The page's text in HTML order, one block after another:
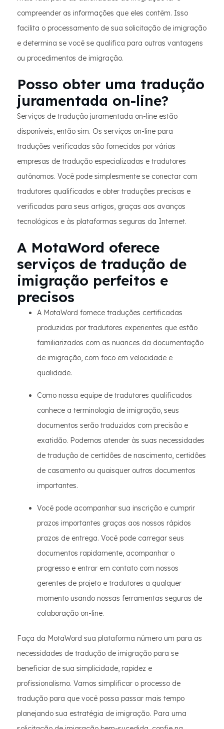
compreender as informações que eles contêm. Isso
facilita o processamento de sua solicitação de imigração
e determina se você se qualifica para outras vantagens
ou procedimentos de imigração.
Posso obter uma tradução
juramentada on-line?
Serviços de tradução juramentada on-line estão
disponíveis, então sim. Os serviços on-line para
traduções verificadas são fornecidos por várias
empresas de tradução especializadas e tradutores
autônomos. Você pode simplesmente se conectar com
tradutores qualificados e obter traduções precisas e
verificadas para seus artigos, graças aos avanços
tecnológicos e às plataformas seguras da Internet.
A MotaWord oferece
serviços de tradução de
imigração perfeitos e
precisos
A MotaWord fornece traduções certificadas
produzidas por tradutores experientes que estão
familiarizados com as nuances da documentação
de imigração, com foco em velocidade e
qualidade.
Como nossa equipe de tradutores qualificados
conhece a terminologia de imigração, seus
documentos serão traduzidos com precisão e
exatidão. Podemos atender às suas necessidades
de tradução de certidões de nascimento, certidões
de casamento ou quaisquer outros documentos
importantes.
Você pode acompanhar sua inscrição e cumprir
prazos importantes graças aos nossos rápidos
prazos de entrega. Você pode carregar seus
documentos rapidamente, acompanhar o
progresso e entrar em contato com nossos
gerentes de projeto e tradutores a qualquer
momento usando nossas ferramentas seguras de
colaboração on-line.
Faça da MotaWord sua plataforma número um para as
necessidades de tradução de imigração para se
beneficiar de sua simplicidade, rapidez e
profissionalismo. Vamos simplificar o processo de
tradução para que você possa passar mais tempo
planejando sua estratégia de imigração. Para uma